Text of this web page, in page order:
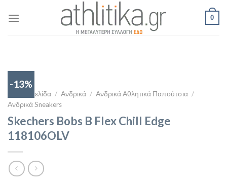
0
-13%
Αρχική σελίδα / Ανδρικά / Ανδρικά Αθλητικά Παπούτσια /
Ανδρικά Sneakers
Skechers Bobs B Flex Chill Edge
118106OLV